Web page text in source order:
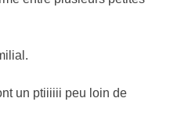
un ptiiiiii peu loin de